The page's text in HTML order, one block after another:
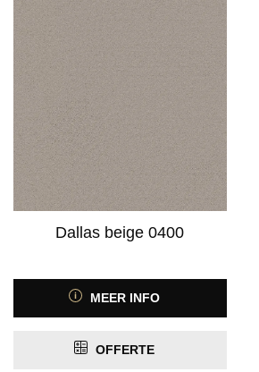
Dallas beige 0400
MEER INFO
OFFERTE